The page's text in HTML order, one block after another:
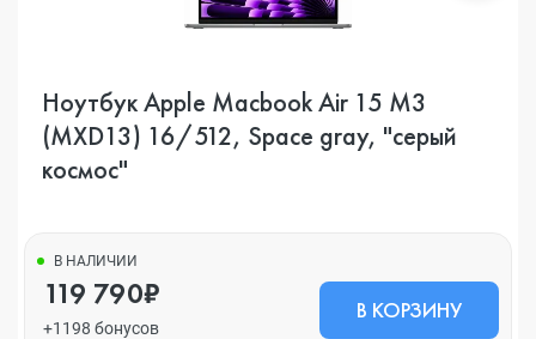
Ноутбук Apple Macbook Air 15 M3
(MXD13) 16/512, Space gray, "серый
космос"
В НАЛИЧИИ
119 790₽
+1198 бонусов
В КОРЗИНУ